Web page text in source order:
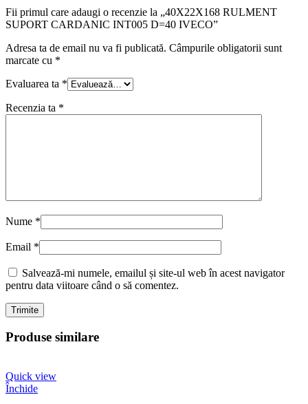
Fii primul care adaugi o recenzie la „40X22X168 RULMENT
SUPORT CARDANIC INT005 D=40 IVECO”
Adresa ta de email nu va fi publicată. Câmpurile obligatorii sunt
marcate cu *
Evaluarea ta *
Recenzia ta *
Nume *
Email *
Salvează-mi numele, emailul și site-ul web în acest navigator
pentru data viitoare când o să comentez.
Produse similare
Quick view
Închide